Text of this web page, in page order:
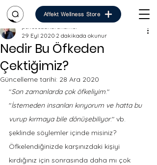
Affekt Wellness Store
Nedir Bu Öfkeden
Çektiğimiz?
psksuedakarakamci
29 Eyl 2020 2 dakikada okunur
Güncelleme tarihi: 28 Ara 2020
"Son zamanlarda çok öfkeliyim."
"İstemeden insanları kırıyorum ve hatta bu
vurup kırmaya bile dönüşebiliyor." vb.
şeklinde söylemler içinde misiniz?
Öfkelendiğinizde karşınızdaki kişiyi
kırdığınız için sonrasında daha mı çok